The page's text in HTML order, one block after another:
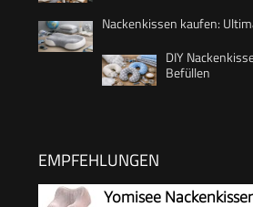
Nackenkissen kaufen:
DIY
Befüllen
EMPFEHLUNGEN
Yomisee